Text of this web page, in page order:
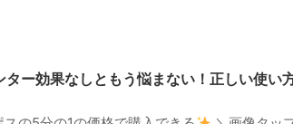
ター効果なしともう悩まない！正しい使い